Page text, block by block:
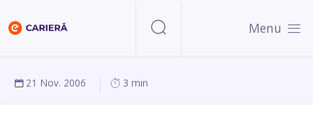
Menu
21 Nov. 2006 3 min